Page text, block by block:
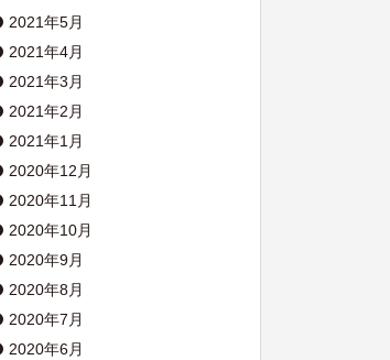
2021年5月
2021年4月
2021年3月
2021年2月
2021年1月
2020年12月
2020年11月
2020年10月
2020年9月
2020年8月
2020年7月
2020年6月